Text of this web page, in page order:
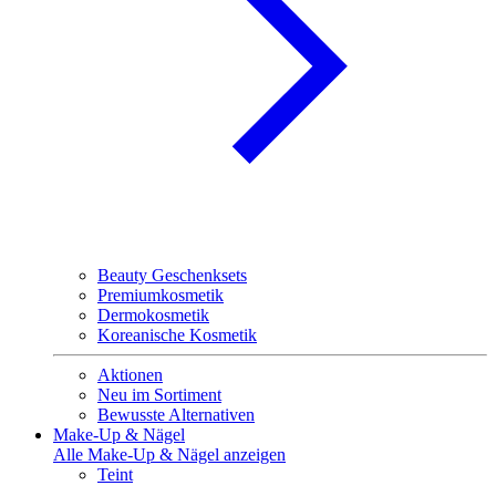
Beauty Geschenksets
Premiumkosmetik
Dermokosmetik
Koreanische Kosmetik
Aktionen
Neu im Sortiment
Bewusste Alternativen
Make-Up & Nägel
Alle Make-Up & Nägel anzeigen
Teint